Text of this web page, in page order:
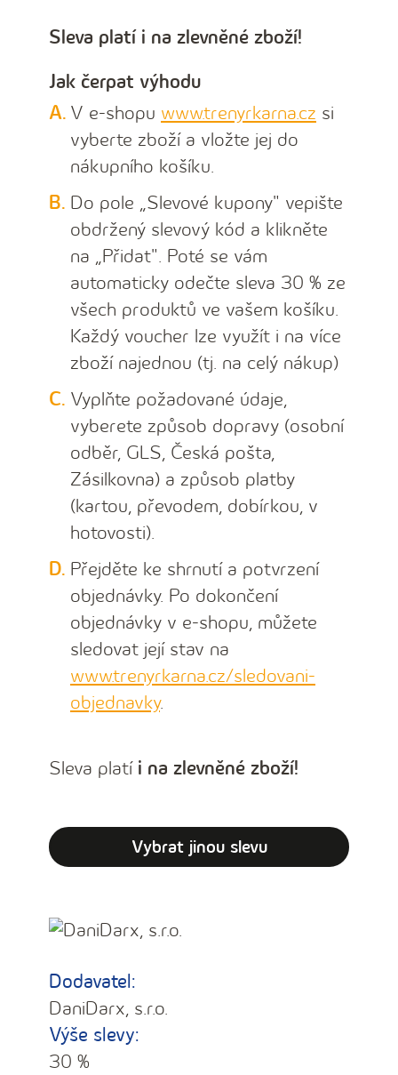
Sleva platí i na zlevněné zboží!
Jak čerpat výhodu
V e-shopu www.trenyrkarna.cz si
vyberte zboží a vložte jej do
nákupního košíku.
Do pole „Slevové kupony" vepište
obdržený slevový kód a klikněte
na „Přidat". Poté se vám
automaticky odečte sleva 30 % ze
všech produktů ve vašem košíku.
Každý voucher lze využít i na více
zboží najednou (tj. na celý nákup)
Vyplňte požadované údaje,
vyberete způsob dopravy (osobní
odběr, GLS, Česká pošta,
Zásilkovna) a způsob platby
(kartou, převodem, dobírkou, v
hotovosti).
Přejděte ke shrnutí a potvrzení
objednávky. Po dokončení
objednávky v e-shopu, můžete
sledovat její stav na
www.trenyrkarna.cz/sledovani-
objednavky.
Sleva platíi na zlevněné zboží!
Vybrat jinou slevu
Dodavatel:
DaniDarx, s.r.o.
Výše slevy:
30 %